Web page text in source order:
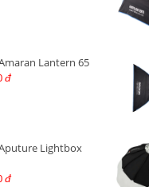
Lantern 65
đ
Lightbox
đ